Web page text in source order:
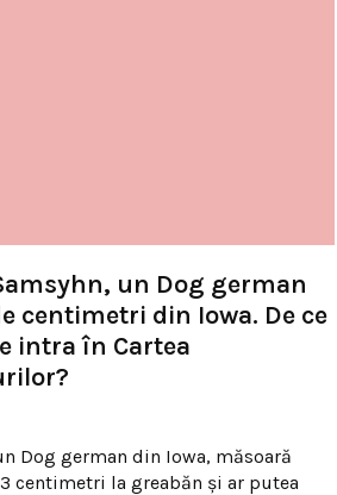
un Dog german
centimetri din Iowa. De ce
intra în Cartea
Dog german din Iowa, măsoară
centimetri la greabăn și ar putea